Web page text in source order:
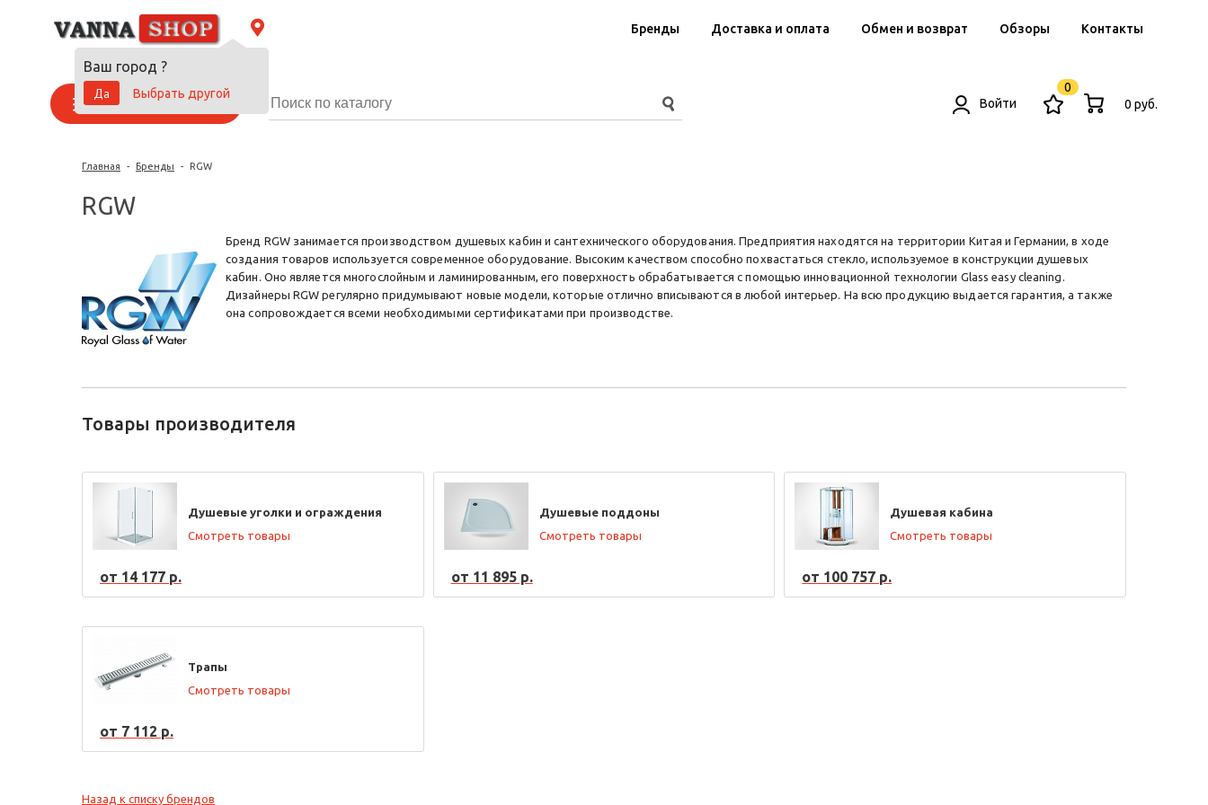
Ваш город ?
Да
Выбрать другой
Бренды Доставка и оплата Обмен и возврат Обзоры Контакты
Каталог товаров Войти
0
0 руб.
Главная - Бренды - RGW
RGW
Бренд RGW занимается производством душевых кабин и сантехнического оборудования. Предприятия находятся на территории Китая и Германии, в ходе
создания товаров используется современное оборудование. Высоким качеством способно похвастаться стекло, используемое в конструкции душевых
кабин. Оно является многослойным и ламинированным, его поверхность обрабатывается с помощью инновационной технологии Glass easy cleaning.
Дизайнеры RGW регулярно придумывают новые модели, которые отлично вписываются в любой интерьер. На всю продукцию выдается гарантия, а также
она сопровождается всеми необходимыми сертификатами при производстве.
Товары производителя
Душевые уголки и ограждения
Смотреть товары
от 14 177 р.
Душевые поддоны
Смотреть товары
от 11 895 р.
Душевая кабина
Смотреть товары
от 100 757 р.
Трапы
Смотреть товары
от 7 112 р.
Назад к списку брендов